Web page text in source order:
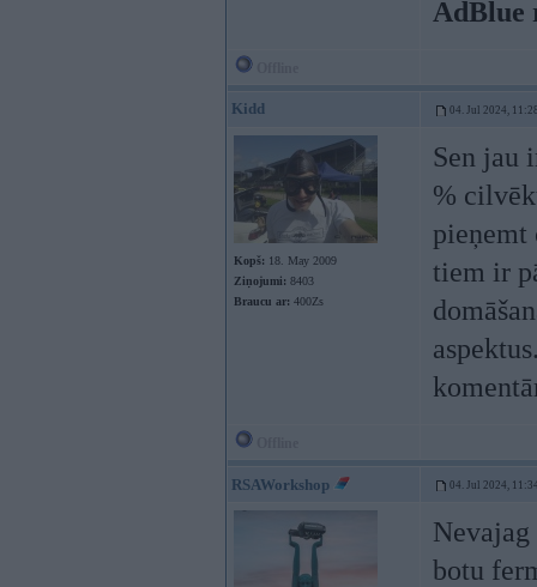
AdBlue
Kidd 04. Jul 2024,
Kopš: 18. May 2009
Ziņojumi: 8403
Braucu ar: 400Zs
Sen jau
%
tiem ir
RSAWorkshop 04. Jul 2024,
botu